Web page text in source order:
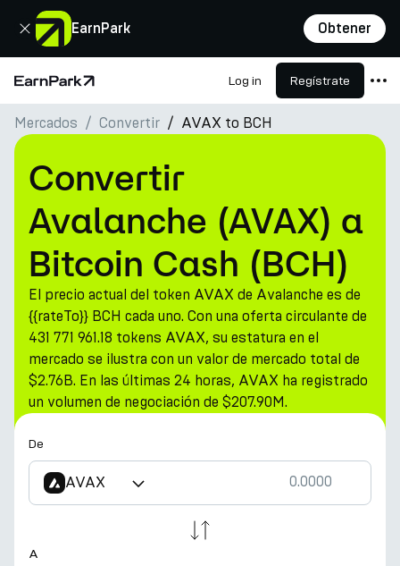
EarnPark Obtener
Cerrar
Página de inicio Log in Regístrate
Productos
Mercados
Calculadoras
PARK Token
Recursos
Compañía
Mercados Convertir AVAX to BCH
Convertir
Avalanche (AVAX) a
Bitcoin Cash (BCH)
El precio actual del token AVAX de Avalanche es de
{{rateTo}} BCH cada uno. Con una oferta circulante de
431 771 961.18 tokens AVAX, su estatura en el
mercado se ilustra con un valor de mercado total de
$2.76B. En las últimas 24 horas, AVAX ha registrado
un volumen de negociación de $207.90M.
De
AVAX
A